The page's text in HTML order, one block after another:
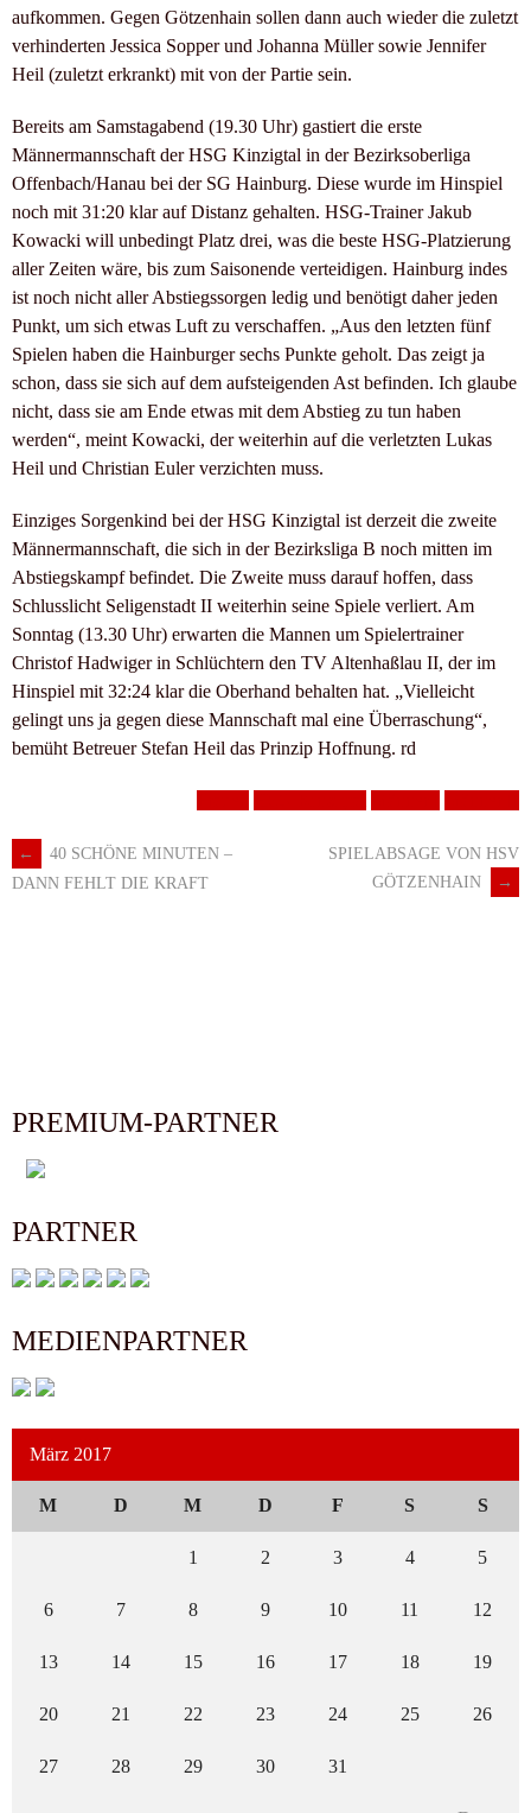
aufkommen. Gegen Götzenhain sollen dann auch wieder die zuletzt
verhinderten Jessica Sopper und Johanna Müller sowie Jennifer
Heil (zuletzt erkrankt) mit von der Partie sein.
Bereits am Samstagabend (19.30 Uhr) gastiert die erste
Männermannschaft der HSG Kinzigtal in der Bezirksoberliga
Offenbach/Hanau bei der SG Hainburg. Diese wurde im Hinspiel
noch mit 31:20 klar auf Distanz gehalten. HSG-Trainer Jakub
Kowacki will unbedingt Platz drei, was die beste HSG-Platzierung
aller Zeiten wäre, bis zum Saisonende verteidigen. Hainburg indes
ist noch nicht aller Abstiegssorgen ledig und benötigt daher jeden
Punkt, um sich etwas Luft zu verschaffen. „Aus den letzten fünf
Spielen haben die Hainburger sechs Punkte geholt. Das zeigt ja
schon, dass sie sich auf dem aufsteigenden Ast befinden. Ich glaube
nicht, dass sie am Ende etwas mit dem Abstieg zu tun haben
werden“, meint Kowacki, der weiterhin auf die verletzten Lukas
Heil und Christian Euler verzichten muss.
Einziges Sorgenkind bei der HSG Kinzigtal ist derzeit die zweite
Männermannschaft, die sich in der Bezirksliga B noch mitten im
Abstiegskampf befindet. Die Zweite muss darauf hoffen, dass
Schlusslicht Seligenstadt II weiterhin seine Spiele verliert. Am
Sonntag (13.30 Uhr) erwarten die Mannen um Spielertrainer
Christof Hadwiger in Schlüchtern den TV Altenhaßlau II, der im
Hinspiel mit 32:24 klar die Oberhand behalten hat. „Vielleicht
gelingt uns ja gegen diese Mannschaft mal eine Überraschung“,
bemüht Betreuer Stefan Heil das Prinzip Hoffnung. rd
Artikel-
←
40 SCHÖNE MINUTEN –
DANN FEHLT DIE KRAFT
SPIELABSAGE VON HSV
GÖTZENHAIN
→
PREMIUM-PARTNER
PARTNER
MEDIENPARTNER
März 2017
M D M D F S S
1 2 3 4 5
6 7 8 9 10 11 12
13 14 15 16 17 18 19
20 21 22 23 24 25 26
27 28 29 30 31